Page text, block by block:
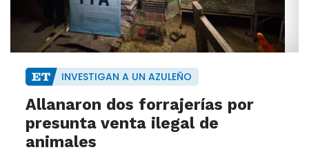
INVESTIGAN A UN AZULEÑO
Allanaron dos forrajerías por
presunta venta ilegal de
animales